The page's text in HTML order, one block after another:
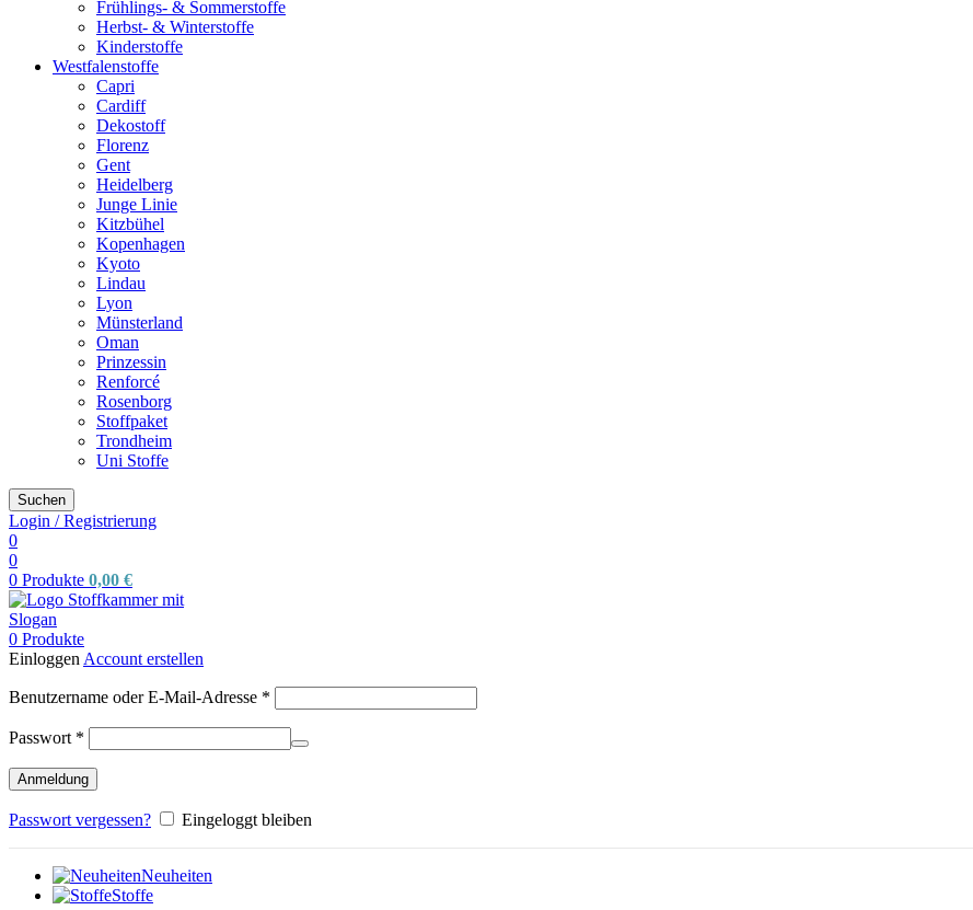
Frühlings- & Sommerstoffe
Herbst- & Winterstoffe
Kinderstoffe
Westfalenstoffe
Capri
Cardiff
Dekostoff
Florenz
Gent
Heidelberg
Junge Linie
Kitzbühel
Kopenhagen
Kyoto
Lindau
Lyon
Münsterland
Oman
Prinzessin
Renforcé
Rosenborg
Stoffpaket
Trondheim
Uni Stoffe
Suchen
Login / Registrierung
0
0
0 Produkte 0,00 €
0 Produkte
Einloggen Account erstellen
Benutzername oder E-Mail-Adresse *
Passwort *
Anmeldung
Passwort vergessen? Eingeloggt bleiben
Neuheiten
Stoffe